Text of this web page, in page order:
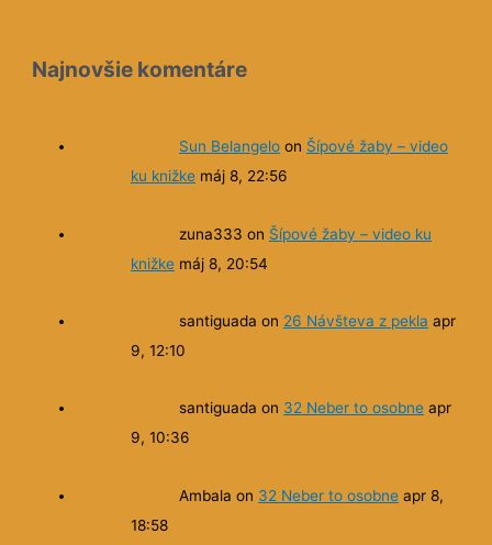
Najnovšie komentáre
Sun Belangelo on Šípové žaby – video
ku knižke máj 8, 22:56
zuna333 on Šípové žaby – video ku
knižke máj 8, 20:54
santiguada on 26 Návšteva z pekla apr
9, 12:10
santiguada on 32 Neber to osobne apr
9, 10:36
Ambala on 32 Neber to osobne apr 8,
18:58